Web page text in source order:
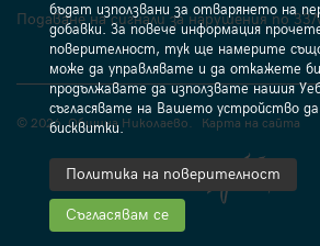
Подаване на сигнали за нарушения по
© 2026. Община Николаево. Карта на сайта
бъдат използвани за отварянето на
добавки. За повече информация
поверителност, тук ще намерите
може да управлявате и да откажете
продължавате да използвате нашия
съгласявате на Вашето устройство
бисквитки.
Политика на поверителност
Съгласявам се